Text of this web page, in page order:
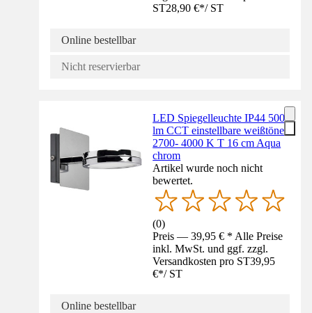
ST28,90 €*/ ST
Online bestellbar
Nicht reservierbar
LED Spiegelleuchte IP44 500
lm CCT einstellbare weißtöne
2700- 4000 K T 16 cm Aqua
chrom
Artikel wurde noch nicht
bewertet.
(0)
Preis — 39,95 € * Alle Preise
inkl. MwSt. und ggf. zzgl.
Versandkosten pro ST39,95
€*/ ST
Online bestellbar